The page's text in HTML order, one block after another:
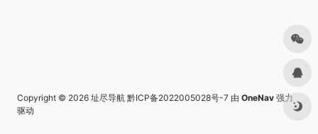
Copyright © 2026 址尽导航 黔ICP备2022005028号-7 由 OneNav 强力
驱动